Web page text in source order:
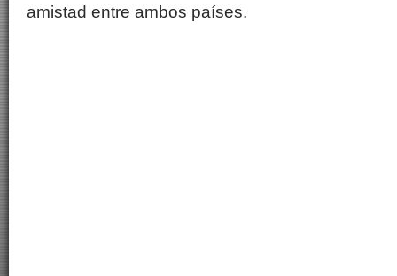
amistad entre ambos países.